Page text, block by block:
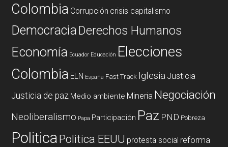
Colombia Corrupción crisis capitalismo
DemocraciaDerechos Humanos
Economía Ecuador Educación Elecciones
Colombia ELN España Fast Track Iglesia Justicia
Justicia de paz Medio ambiente Mineria Negociación
Neoliberalismo Papa Participación Paz PND Pobreza
PoliticaPolitica EEUU protesta social reforma